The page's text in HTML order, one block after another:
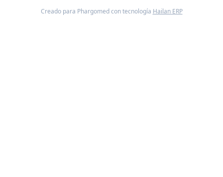
Creado para Phargomed con tecnología Hailan ERP